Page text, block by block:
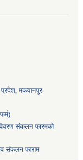
प्रदेश, मकवानपुर
संकलन फारमको
संकलन फाराम